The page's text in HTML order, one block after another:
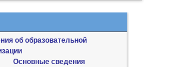
об образовательной
Основные сведения